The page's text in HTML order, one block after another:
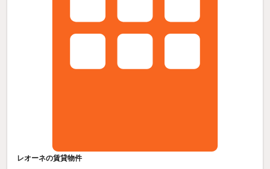
レオーネの賃貸物件